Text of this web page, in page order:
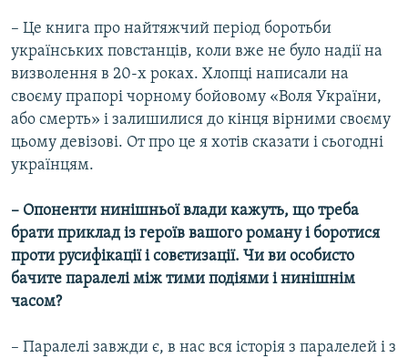
– Це книга про найтяжчий період боротьби
українських повстанців, коли вже не було надії на
визволення в 20-х роках. Хлопці написали на
своєму прапорі чорному бойовому «Воля України,
або смерть» і залишилися до кінця вірними своєму
цьому девізові. От про це я хотів сказати і сьогодні
українцям.
– Опоненти нинішньої влади кажуть, що треба
брати приклад із героїв вашого роману і боротися
проти русифікації і совєтизації. Чи ви особисто
бачите паралелі між тими подіями і нинішнім
часом?
– Паралелі завжди є, в нас вся історія з паралелей і з